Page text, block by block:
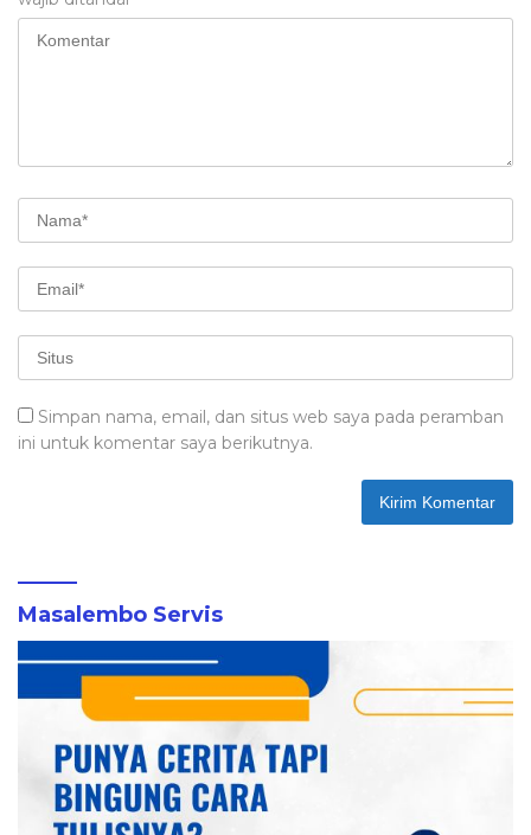
Simpan nama, email, dan situs web saya pada peramban
ini untuk komentar saya berikutnya.
Masalembo Servis